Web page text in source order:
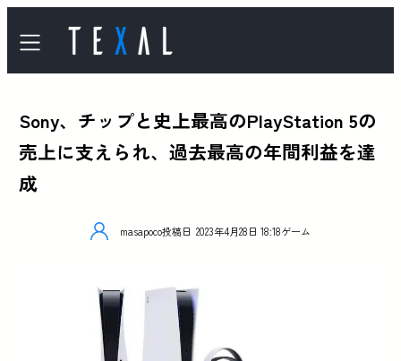
Sony、チップと史上最高のPlayStation 5の
売上に支えられ、過去最高の年間利益を達
成
masapoco投稿日 2023年4月28日 18:18ゲーム